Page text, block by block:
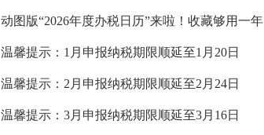
动图版“2026年度办税日历”来啦！收藏够用一年
温馨提示：1月申报纳税期限顺延至1月20日
温馨提示：2月申报纳税期限顺延至2月24日
温馨提示：3月申报纳税期限顺延至3月16日